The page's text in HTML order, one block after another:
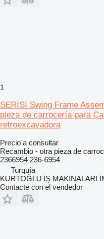
1
SERİSİ Swing Frame
pieza de carrocería para
retroexcavadora
Precio a consultar
Recambio - otra pieza de
2366954 236-6954
Turquía
KURTOĞLU İŞ MAKİNALARI
Contacte con el vendedor